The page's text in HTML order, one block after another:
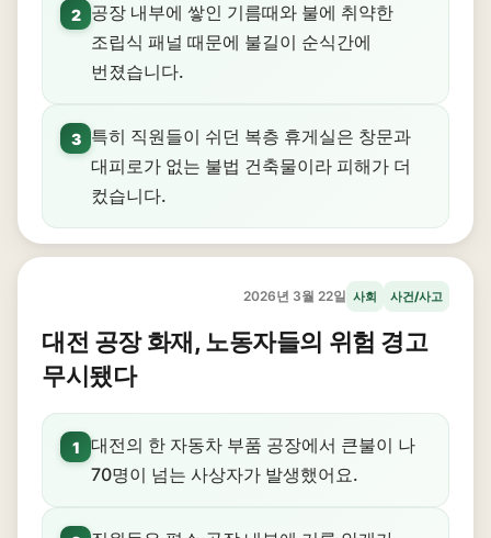
2
공장 내부에 쌓인 기름때와 불에 취약한
조립식 패널 때문에 불길이 순식간에
번졌습니다.
3
특히 직원들이 쉬던 복층 휴게실은 창문과
대피로가 없는 불법 건축물이라 피해가 더
컸습니다.
2026년 3월 22일 사회 사건/사고
대전 공장 화재, 노동자들의 위험 경고
무시됐다
1
대전의 한 자동차 부품 공장에서 큰불이 나
70명이 넘는 사상자가 발생했어요.